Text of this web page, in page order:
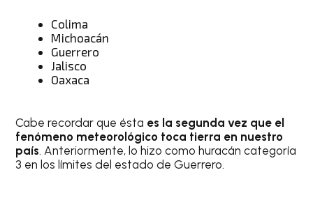
Colima
Michoacán
Guerrero
Jalisco
Oaxaca
Cabe recordar que ésta es la segunda vez que el
fenómeno meteorológico toca tierra en nuestro
país. Anteriormente, lo hizo como huracán categoría
3 en los límites del estado de Guerrero.